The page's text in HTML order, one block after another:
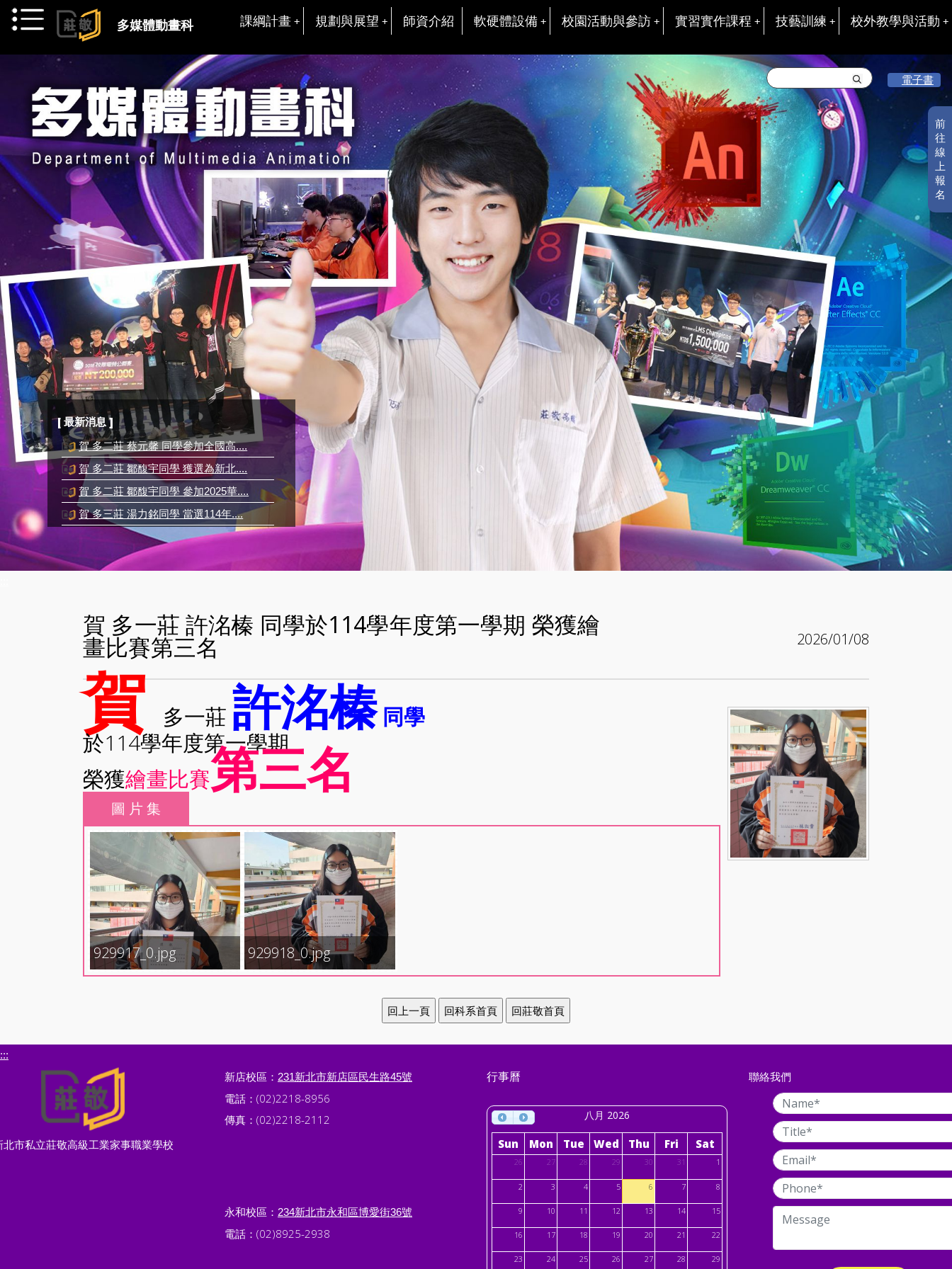
跳到主要內容
多媒體動畫科 課綱計畫 規劃與展望 師資介紹 軟硬體設備 校園活動與參訪 實習實作課程 技藝訓練 校外教學與活動
前
往
線
上
報
名
電子書
[ 最新消息 ]
賀 多二莊 蔡元馨 同學參加全國高....
賀 多二莊 鄒馥宇同學 獲選為新北....
賀 多二莊 鄒馥宇同學 參加2025華....
賀 多三莊 湯力銘同學 當選114年....
賀 多二莊 利昀珈同學 參加2025華....
賀 多一莊 許洺榛 同學於114學年度第一學期 榮獲繪
畫比賽第三名 2026/01/08
賀多一莊 許洺榛同學
於114學年度第一學期
榮獲繪畫比賽第三名
圖 片 集
929917_0.jpg 929918_0.jpg
:::
北市私立莊敬高級工業家事職業學校
新店校區： 231新北市新店區民生路45號
電話：(02)2218-8956
傳真：(02)2218-2112
永和校區： 234新北市永和區博愛街36號
電話：(02)8925-2938
行事曆
八月 2026
Sun Mon Tue Wed Thu Fri Sat
26 27 28 29 30 31 1
2 3 4 5 6 7 8
9 10 11 12 13 14 15
16 17 18 19 20 21 22
23 24 25 26 27 28 29
聯絡我們